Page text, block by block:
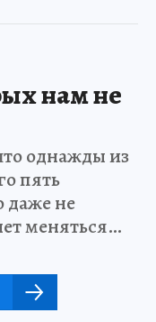
нам не
однажды из
пять
даже не
меняться…